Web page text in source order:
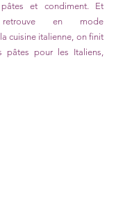
et condiment. Et
en mode
cuisine italienne, on finit
pâtes pour les Italiens,